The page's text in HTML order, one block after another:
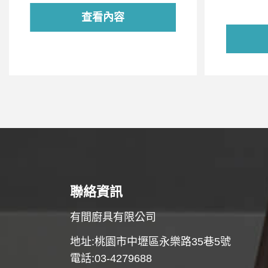
查看內容
聯絡資訊
有間廚具有限公司
地址:桃園市中壢區永樂路35巷5號
電話:03-4279688